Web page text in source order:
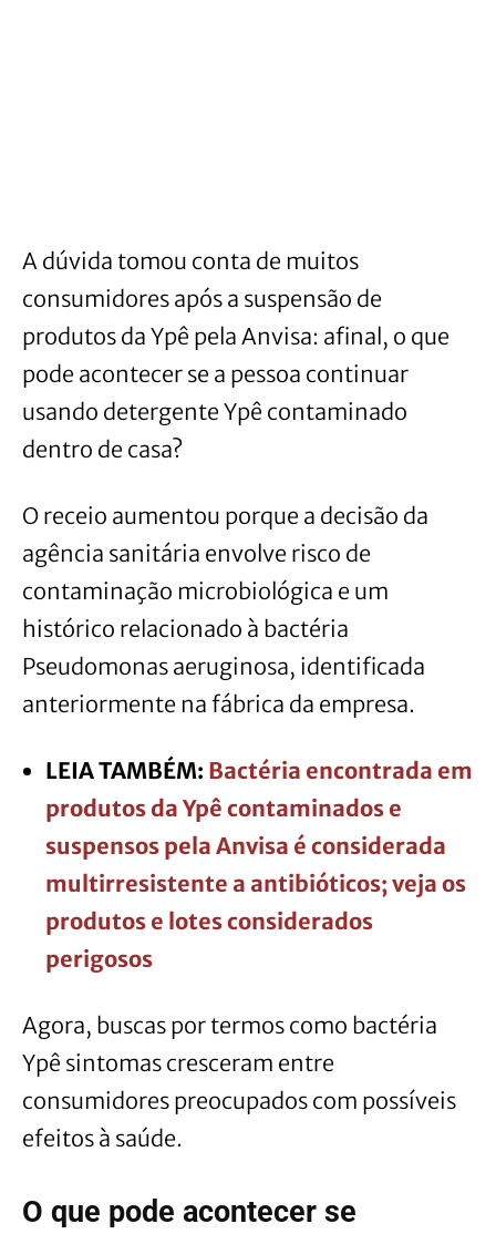
A dúvida tomou conta de muitos
consumidores após a suspensão de
produtos da Ypê pela Anvisa: afinal, o que
pode acontecer se a pessoa continuar
usando detergente Ypê contaminado
dentro de casa?
O receio aumentou porque a decisão da
agência sanitária envolve risco de
contaminação microbiológica e um
histórico relacionado à bactéria
Pseudomonas aeruginosa, identificada
anteriormente na fábrica da empresa.
LEIA TAMBÉM: Bactéria encontrada em
produtos da Ypê contaminados e
suspensos pela Anvisa é considerada
multirresistente a antibióticos; veja os
produtos e lotes considerados
perigosos
Agora, buscas por termos como bactéria
Ypê sintomas cresceram entre
consumidores preocupados com possíveis
efeitos à saúde.
O que pode acontecer se